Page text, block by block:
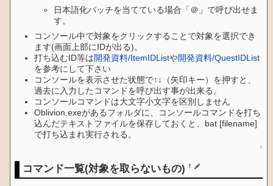
日本語化パッチを当てている場合「＠」で呼び出せま
す。
コンソール中で対象をクリックすることで対象を選択でき
ます(画面上部にIDが出る)。
打ち込むID等は開発資料/ItemIDListや開発資料/QuestIDList
を参考にして下さい
コンソールを表示させた状態で↑↓（矢印キー）を押すと、
過去に入力したコマンドを呼び出す事が出来る。
コンソールコマンドは大文字小文字を区別しません
Oblivion.exeがあるフォルダに、コンソールコマンドを打ち
込んだテキストファイルを保存しておくと、bat [filename]
で打ち込まれ実行される。
↑
コマンド一覧(対象を取らないもの)†